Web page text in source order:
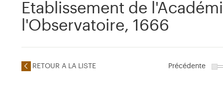
Etablissement de
l'Observatoire, 1666
RETOUR A LA LISTE Précédente